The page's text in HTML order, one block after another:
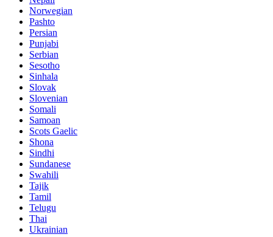
Norwegian
Pashto
Persian
Punjabi
Serbian
Sesotho
Sinhala
Slovak
Slovenian
Somali
Samoan
Scots Gaelic
Shona
Sindhi
Sundanese
Swahili
Tajik
Tamil
Telugu
Thai
Ukrainian